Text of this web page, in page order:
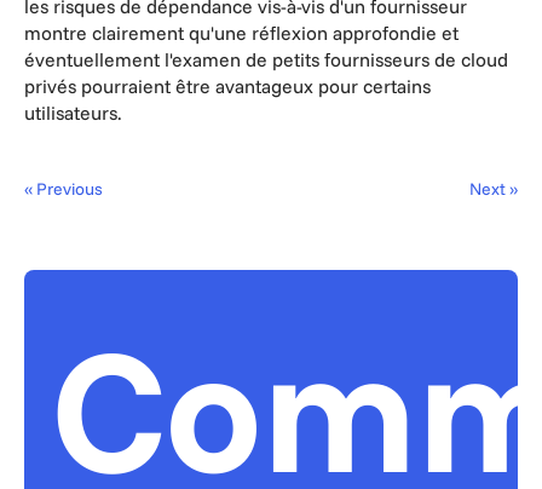
les risques de dépendance vis-à-vis d'un fournisseur
montre clairement qu'une réflexion approfondie et
éventuellement l'examen de petits fournisseurs de cloud
privés pourraient être avantageux pour certains
utilisateurs.
« Previous Next »